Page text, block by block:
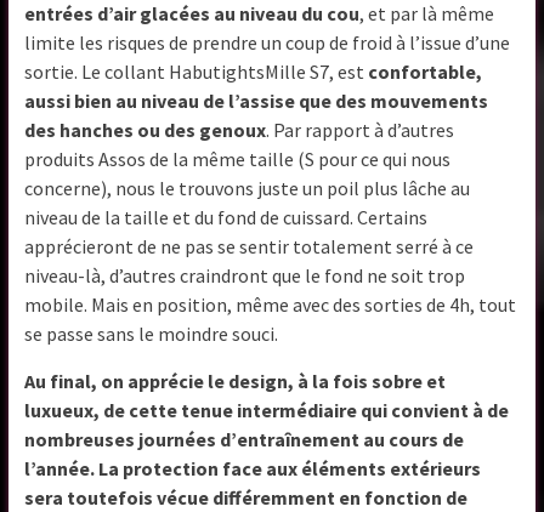
entrées d’air glacées au niveau du cou, et par là même
limite les risques de prendre un coup de froid à l’issue d’une
sortie. Le collant HabutightsMille S7, est confortable,
aussi bien au niveau de l’assise que des mouvements
des hanches ou des genoux. Par rapport à d’autres
produits Assos de la même taille (S pour ce qui nous
concerne), nous le trouvons juste un poil plus lâche au
niveau de la taille et du fond de cuissard. Certains
apprécieront de ne pas se sentir totalement serré à ce
niveau-là, d’autres craindront que le fond ne soit trop
mobile. Mais en position, même avec des sorties de 4h, tout
se passe sans le moindre souci.
Au final, on apprécie le design, à la fois sobre et
luxueux, de cette tenue intermédiaire qui convient à de
nombreuses journées d’entraînement au cours de
l’année. La protection face aux éléments extérieurs
sera toutefois vécue différemment en fonction de